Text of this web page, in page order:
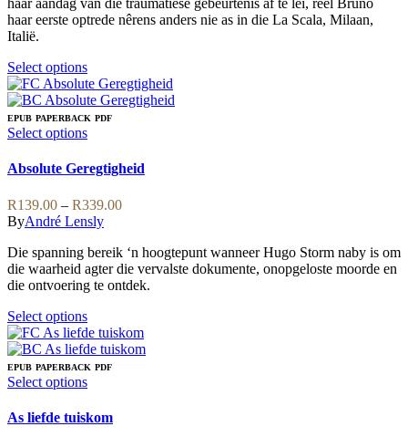
haar aandag van die traumatiese gebeurtenis af te lei, reël Bruno
haar eerste optrede nêrens anders nie as in die La Scala, Milaan,
Italië.
Select optionsThis
product
has
multiple
variants.
options
may
be
chosen
on
the
product
page
EPUB PAPERBACK PDF
Select optionsThis
has
multiple
variants.
The
options
may
be
chosen
on
the
product
page
Absolute Geregtigheid
R139.00 – R339.00Price
through
R339.00
ByAndré Lensly
Die spanning bereik ‘n hoogtepunt wanneer Hugo Storm naby is om
die waarheid agter die vervalste dokumente, onopgeloste moorde en
die ontvoering te ontdek.
Select optionsThis
product
has
multiple
variants.
options
EPUB PAPERBACK PDF
Select optionsThis
has
As liefde tuiskom